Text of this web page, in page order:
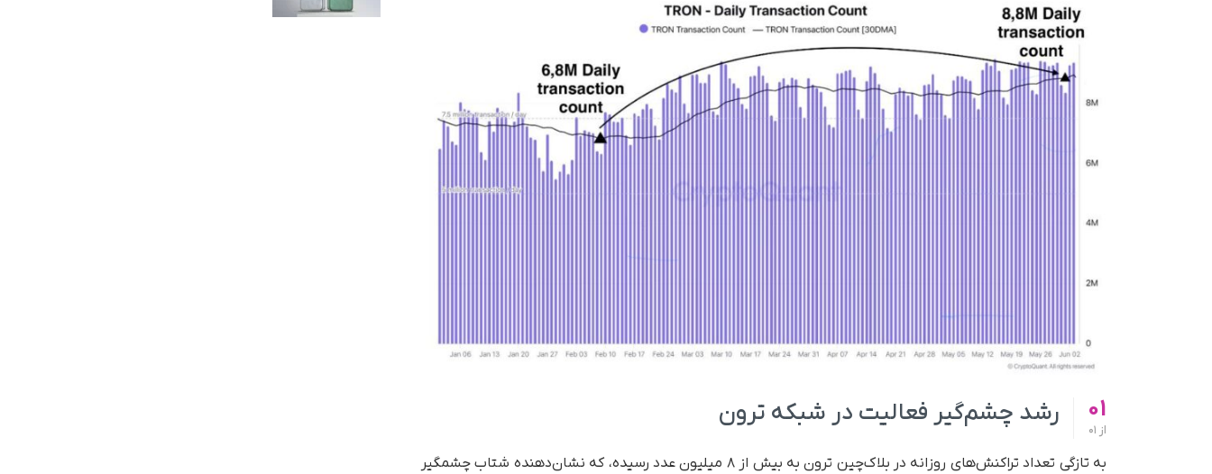
01
از
رشد چشم‌گیر فعالیت در شبکه ترون
به تازگی تعداد تراکنش‌های روزانه در بلاک‌چین ترون به بیش از ۸ میلیون عدد رسیده، که نشان‌دهنده‌ شتاب چشمگیر